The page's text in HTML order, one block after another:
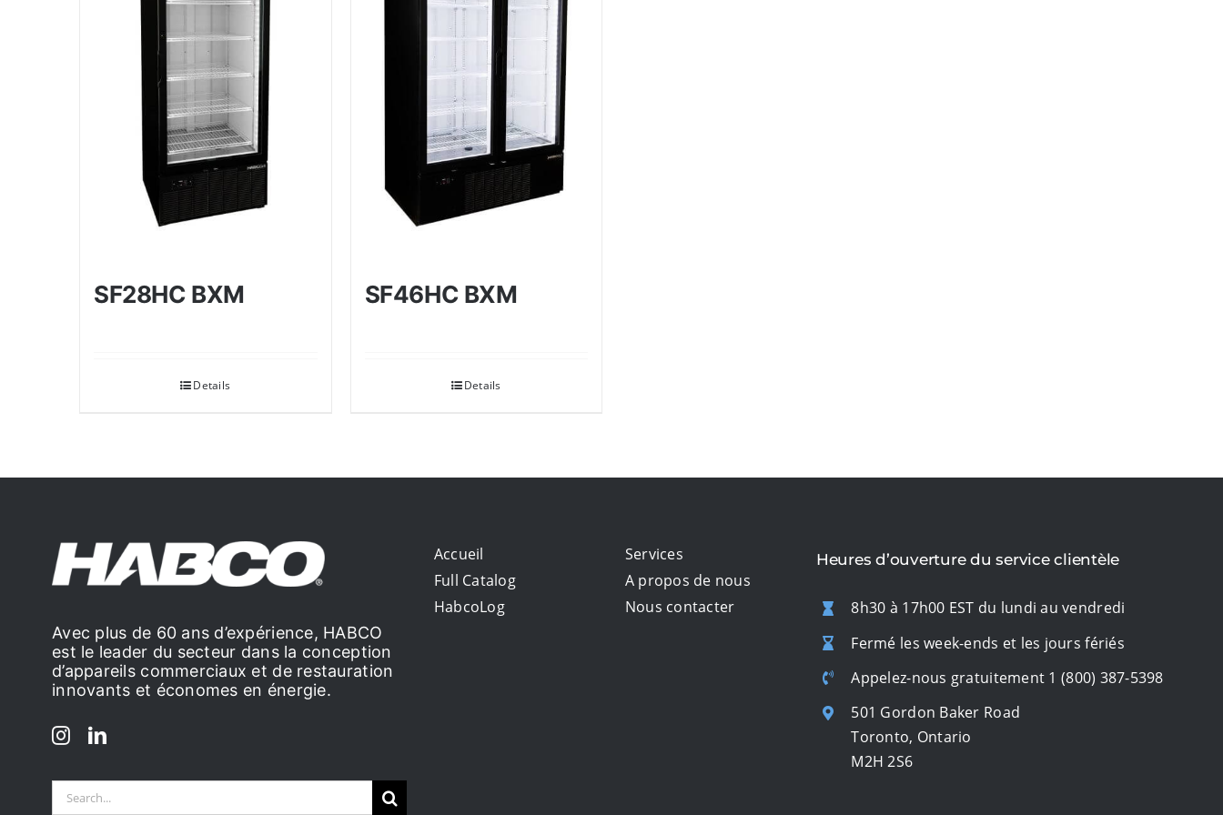
SF28HC BXM
Details
SF46HC BXM
Details
Avec plus de 60 ans d’expérience, HABCO
est le leader du secteur dans la conception
d’appareils commerciaux et de restauration
innovants et économes en énergie.
Search
Accueil
Full Catalog
HabcoLog
Services
A propos de nous
Nous contacter
Heures d’ouverture du service clientèle
8h30 à 17h00 EST du lundi au vendredi
Fermé les week-ends et les jours fériés
Appelez-nous gratuitement 1 (800) 387-5398
501 Gordon Baker Road
Toronto, Ontario
M2H 2S6